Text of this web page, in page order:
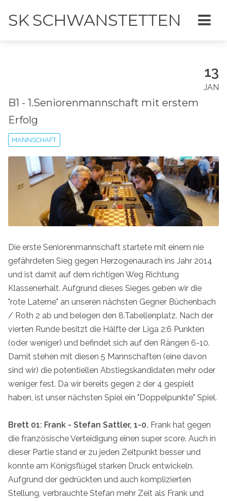
SK SCHWANSTETTEN
13
JAN
B1 - 1.Seniorenmannschaft mit erstem
Erfolg
MANNSCHAFT
Die erste Seniorenmannschaft startete mit einem nie
gefährdeten Sieg gegen Herzogenaurach ins Jahr 2014
und ist damit auf dem richtigen Weg Richtung
Klassenerhalt. Aufgrund dieses Sieges geben wir die
"rote Laterne" an unseren nächsten Gegner Büchenbach
/ Roth 2 ab und belegen den 8.Tabellenplatz. Nach der
vierten Runde besitzt die Hälfte der Liga 2:6 Punkten
(oder weniger) und befindet sich auf den Rängen 6-10.
Damit stehen mit diesen 5 Mannschaften (eine davon
sind wir) die potentiellen Abstiegskandidaten mehr oder
weniger fest. Da wir bereits gegen 2 der 4 gespielt
haben, ist unser nächsten Spiel ein "Doppelpunkte" Spiel.
Brett 01: Frank - Stefan Sattler, 1-0. Frank hat gegen
die französische Verteidigung einen super score. Auch in
dieser Partie stand er zu jeden Zeitpunkt besser und
konnte am Königsflügel starken Druck entwickeln.
Aufgrund der gedrückten und auch komplizierten
Stellung, verbrauchte Stefan mehr Zeit als Frank und